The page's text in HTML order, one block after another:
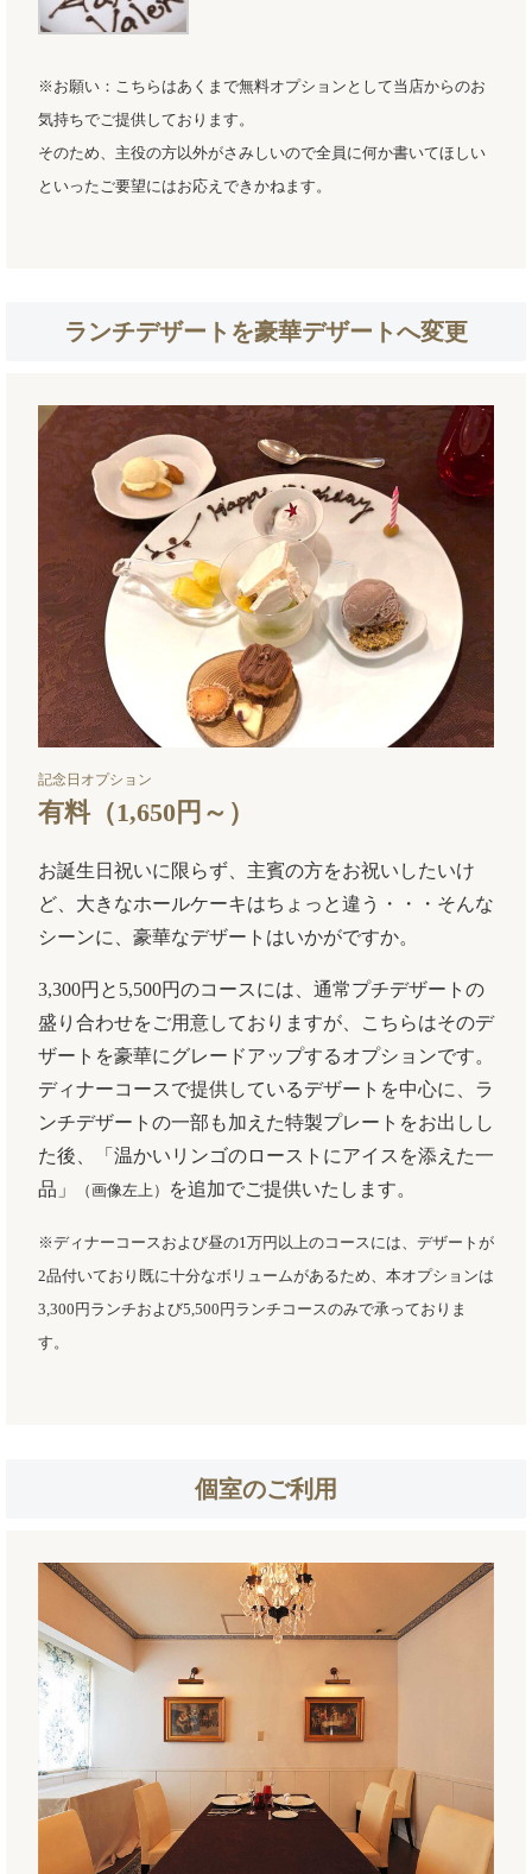
※お願い：こちらはあくまで無料オプションとして当店からのお
気持ちでご提供しております。
そのため、主役の方以外がさみしいので全員に何か書いてほしい
といったご要望にはお応えできかねます。
ランチデザートを豪華デザートへ変更
記念日オプション
有料（1,650円～）
お誕生日祝いに限らず、主賓の方をお祝いしたいけ
ど、大きなホールケーキはちょっと違う・・・そんな
シーンに、豪華なデザートはいかがですか。
3,300円と5,500円のコースには、通常プチデザートの
盛り合わせをご用意しておりますが、こちらはそのデ
ザートを豪華にグレードアップするオプションです。
ディナーコースで提供しているデザートを中心に、ラ
ンチデザートの一部も加えた特製プレートをお出しし
た後、「温かいリンゴのローストにアイスを添えた一
品」
（画像左上） を追加でご提供いたします。
※ディナーコースおよび昼の1万円以上のコースには、デザートが
2品付いており既に十分なボリュームがあるため、本オプションは
3,300円ランチおよび5,500円ランチコースのみで承っておりま
す。
個室のご利用